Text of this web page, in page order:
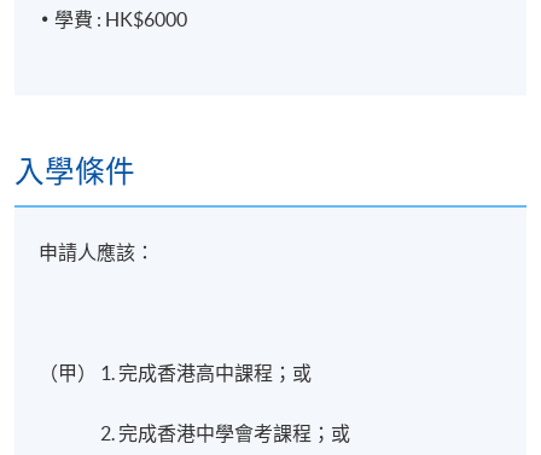
- 應收帳款管理的實施
- 企業債務的特性
- 企業債權人的催收政策
- 成功催收的關鍵因素
學費 : HK$6000
入學條件
申請人應該：
（甲） 1. 完成香港高中課程；或
2. 完成香港中學會考課程；或